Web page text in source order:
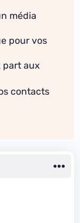
média
pour vos
part aux
contacts